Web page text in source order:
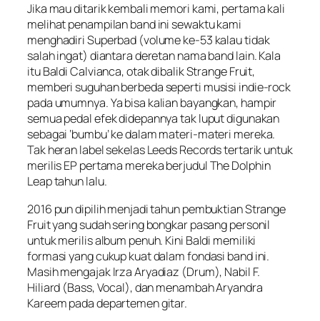
Jika mau ditarik kembali memori kami, pertama kali
melihat penampilan band ini sewaktu kami
menghadiri Superbad (volume ke-53 kalau tidak
salah ingat) diantara deretan nama band lain. Kala
itu Baldi Calvianca, otak dibalik Strange Fruit,
memberi suguhan berbeda seperti musisi indie-rock
pada umumnya. Ya bisa kalian bayangkan, hampir
semua pedal efek didepannya tak luput digunakan
sebagai ‘bumbu’ ke dalam materi-materi mereka.
Tak heran label sekelas Leeds Records tertarik untuk
merilis EP pertama mereka berjudulThe Dolphin
Leaptahun lalu.
2016 pun dipilih menjadi tahun pembuktian Strange
Fruit yang sudah sering bongkar pasang personil
untuk merilis album penuh. Kini Baldi memiliki
formasi yang cukup kuat dalam fondasi band ini.
Masih mengajak Irza Aryadiaz (Drum), Nabil F.
Hiliard (Bass, Vocal), dan menambah Aryandra
Kareem pada departemen gitar.